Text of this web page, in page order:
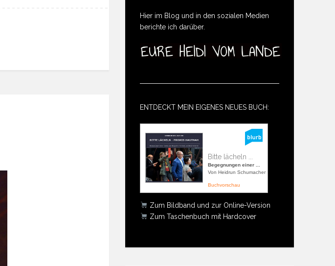
Hier im Blog und in den sozialen Medien
berichte ich darüber.
ENTDECKT MEIN EIGENES NEUES BUCH:
Bitte lächeln ...
Begegnungen einer ...
Von Heidrun Schumacher
Buchvorschau
Zum Bildband und zur Online-Version
Zum Taschenbuch mit Hardcover